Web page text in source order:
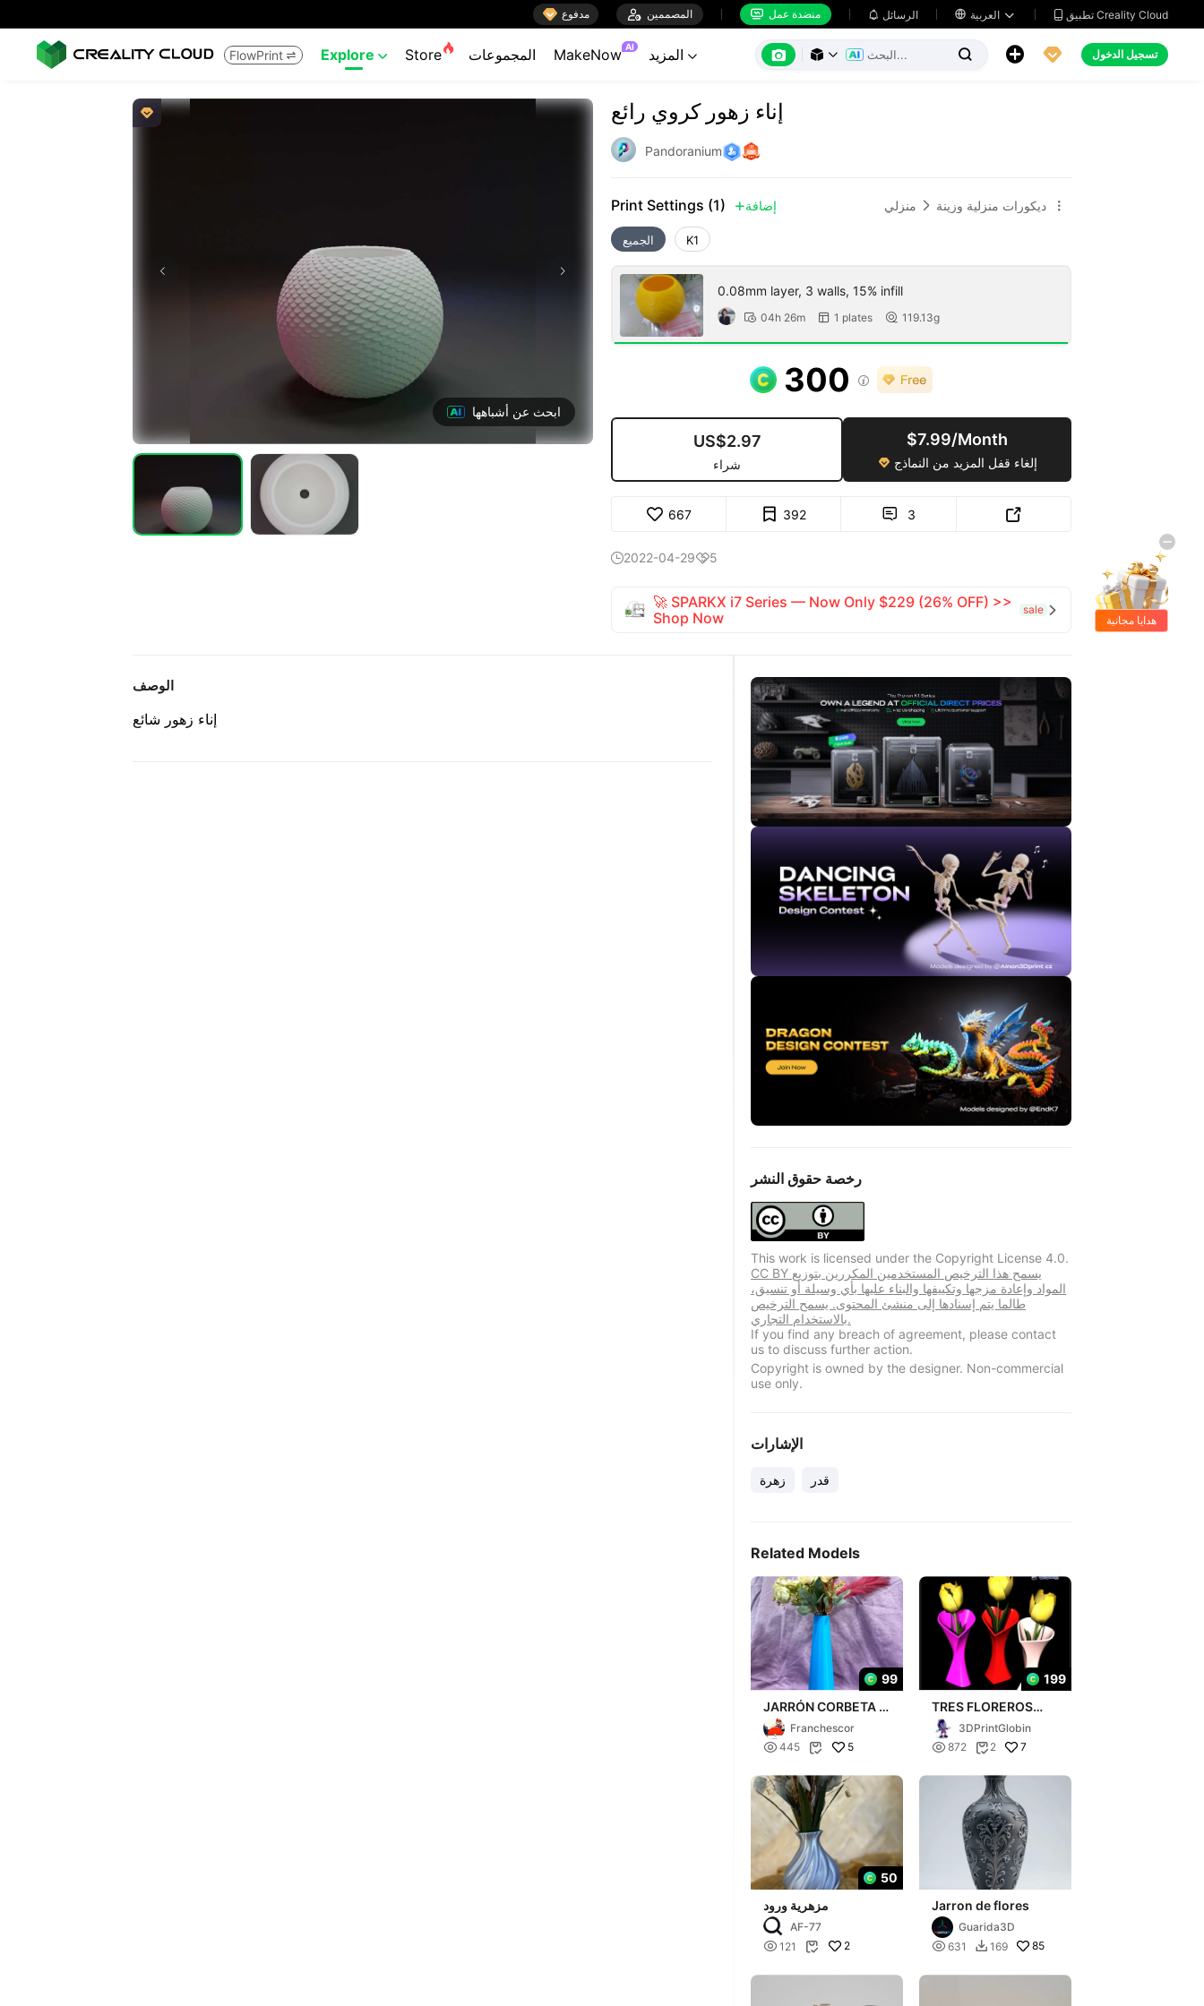
 مدفوع  المصممين  منضدة عمل  الرسائل    تطبيق Creality Cloud
FlowPrint  Explore  Store المجموعات MakeNow AI
       تسجيل الدخول

ابحث عن أشباهها
إناء زهور كروي رائع
Pandoranium
Print Settings (1)  إضافة منزلي  ديكورات منزلية وزينة 
الجميع K1
0.08mm layer, 3 walls, 15% infill
 04h 26m  1 plates  119.13g
300 
US$2.97
شراء
$7.99/Month
 إلغاء قفل المزيد من النماذج
667 392  3 
2022-04-295
🚀 SPARKX i7 Series — Now Only $229 (26% OFF) >>
Shop Now
sale 
الوصف
إناء زهور شائع
رخصة حقوق النشر
This work is licensed under the Copyright License 4.0.
CC BY يسمح هذا الترخيص المستخدمين المكررين بتوزيع
المواد وإعادة مزجها وتكييفها والبناء عليها بأي وسيلة أو تنسيق،
طالما يتم إسنادها إلى منشئ المحتوى. يسمح الترخيص
بالاستخدام التجاري.
If you find any breach of agreement, please contact
us to discuss further action.
Copyright is owned by the designer. Non-commercial
use only.
الإشارات
زهرة قدر
Related Models
99
JARRÓN CORBETA /
VASE CORBETA
Franchescor
 445  5
199
TRES FLOREROS
CORAZON
CRECIENTE
3DPrintGlobin
 872  2 7
50
مزهرية ورود
AF-77
 121  2
Jarron de flores
Guarida3D
 631  169 85
هدايا مجانية